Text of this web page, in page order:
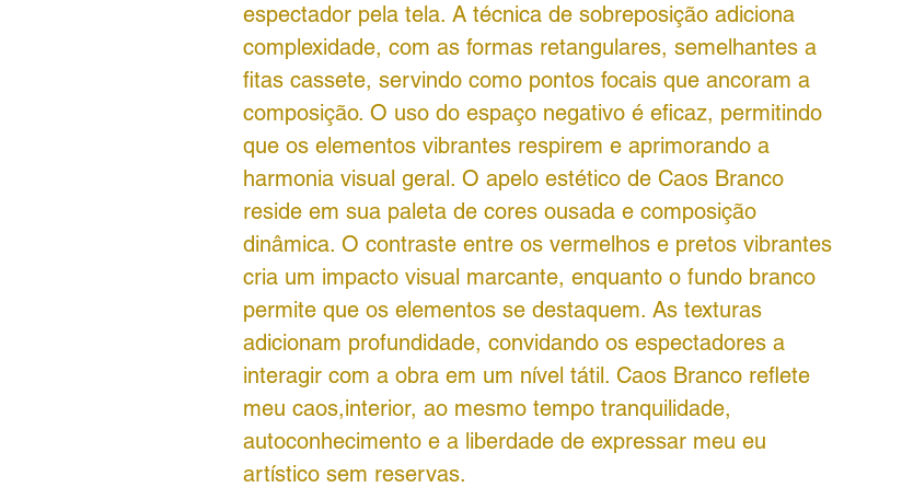
espectador pela tela. A técnica de sobreposição adiciona
complexidade, com as formas retangulares, semelhantes a
fitas cassete, servindo como pontos focais que ancoram a
composição. O uso do espaço negativo é eficaz, permitindo
que os elementos vibrantes respirem e aprimorando a
harmonia visual geral. O apelo estético de Caos Branco
reside em sua paleta de cores ousada e composição
dinâmica. O contraste entre os vermelhos e pretos vibrantes
cria um impacto visual marcante, enquanto o fundo branco
permite que os elementos se destaquem. As texturas
adicionam profundidade, convidando os espectadores a
interagir com a obra em um nível tátil. Caos Branco reflete
meu caos,interior, ao mesmo tempo tranquilidade,
autoconhecimento e a liberdade de expressar meu eu
artístico sem reservas.